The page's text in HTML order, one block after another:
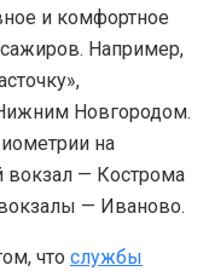
и комфортное
Например,
Новгородом.
на
вокзал — Кострома
— Иваново.
что службы